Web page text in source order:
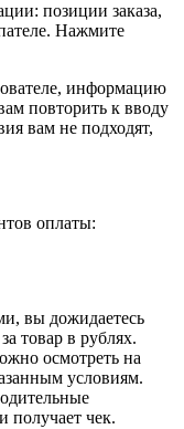
позиции заказа,
Нажмите
информацию
повторить к вводу
вам не подходят,
оплаты:
вы дожидаетесь
товар в рублях.
осмотреть на
условиям.
получает чек.